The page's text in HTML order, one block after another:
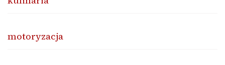
motoryzacja